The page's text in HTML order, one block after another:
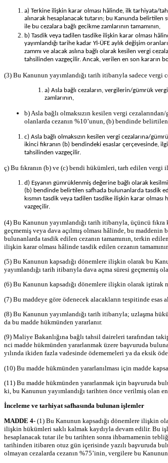
a) Terkine ilişkin karar olması hâlinde, ilk tarhiyata/
alınarak hesaplanacak tutarın; bu Kanunda belirtilen
ile bu cezalara bağlı gecikme zamlarının tamamının,
b) Tasdik veya tadilen tasdike ilişkin karar olması
yayımlandığı tarihe kadar Yİ-ÜFE aylık değişim
zammı ve alacak aslına bağlı olarak kesilen vergi
tahsilinden vazgeçilir. Ancak, verilen en son kararın
(3) Bu Kanunun yayımlandığı tarih itibarıyla sadece
a) Asla bağlı cezaların, vergilerin/gümrük
zamlarının,
b) Asla bağlı olmaksızın kesilen vergi
olanlarda cezanın %10’unun, (b) bendinde
c) Asla bağlı olmaksızın kesilen vergi cezalarına/
ikinci fıkranın (b) bendindeki esaslar çerçevesinde,
tahsilinden vazgeçilir.
ç) Bu fıkranın (b) ve (c) bendi hükümleri, tarh edilen vergi
d) Eşyanın gümrüklenmiş değerine bağlı olarak
(b) bendinde belirtilen safhada bulunanlarda tasdik
kısmın tasdik veya tadilen tasdike ilişkin karar
vazgeçilir.
(4) Bu Kanunun yayımlandığı tarih itibarıyla, üçüncü fıkra
geçmemiş veya dava açılmış olması hâlinde, bu
bulunanlarda tasdik edilen cezanın tamamının, terkin
ilişkin karar olması hâlinde tasdik edilen cezanın
(5) Bu Kanunun kapsadığı dönemlere ilişkin olarak bu
yayımlandığı tarih itibarıyla dava açma süresi geçmemiş
(6) Bu Kanunun kapsadığı dönemlere ilişkin olarak iştirak
(7) Bu maddeye göre ödenecek alacakların tespitinde
(8) Bu Kanunun yayımlandığı tarih itibarıyla; uzlaşma
da bu madde hükmünden yararlanır.
(9) Maliye Bakanlığına bağlı tahsil daireleri tarafından
nci madde hükmünden yararlanmak üzere başvuruda
yılında ikiden fazla vadesinde ödememeleri ya da eksik
(10) Bu madde hükmünden yararlanılması için madde
(11) Bu madde hükmünden yararlanmak için başvuruda
ki, bu Kanunun yayımlandığı tarihten önce verilmiş olan
İnceleme ve tarhiyat safhasında bulunan işlemler
MADDE 4- (1) Bu Kanunun kapsadığı dönemlere ilişkin
ilişkin hükümleri saklı kalmak kaydıyla devam edilir. Bu
hesaplanacak tutar ile bu tarihten sonra ihbarnamenin
tarihinden itibaren otuz gün içerisinde yazılı başvuruda
olmayan cezalarda cezanın %75’inin, vergilere bu